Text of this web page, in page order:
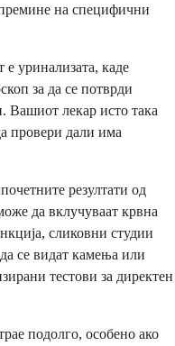
на специфични
уринализата, каде
за да се потврди
Вашиот лекар исто така
провери дали има
резултати од
да вклучуваат крвна
сликовни студии
се видат камења или
тестови за директен
подолго, особено ако